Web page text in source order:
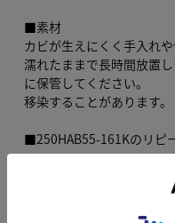
■素材
カビが生えにくく手入れ
濡れたままで長時間放置
に保管してください。
移染することがあります。
■250HAB55-161Kのリピ
※商品画像はサンプルで
ン・プリントの見え方に